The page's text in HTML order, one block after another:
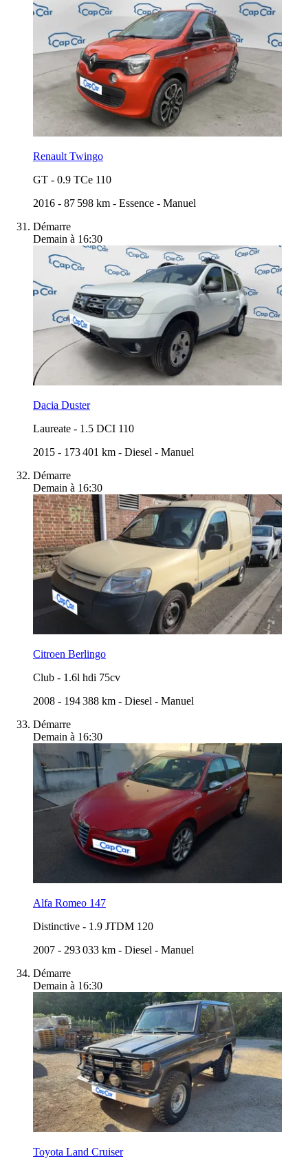
Renault Twingo
GT - 0.9 TCe 110
2016 - 87 598 km - Essence - Manuel
Démarre
Demain à 16:30
Dacia Duster
Laureate - 1.5 DCI 110
2015 - 173 401 km - Diesel - Manuel
Démarre
Demain à 16:30
Citroen Berlingo
Club - 1.6l hdi 75cv
2008 - 194 388 km - Diesel - Manuel
Démarre
Demain à 16:30
Alfa Romeo 147
Distinctive - 1.9 JTDM 120
2007 - 293 033 km - Diesel - Manuel
Démarre
Demain à 16:30
Toyota Land Cruiser